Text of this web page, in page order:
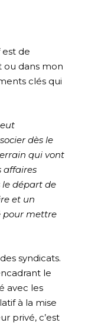
est de
ou dans mon
clés qui
dès le
qui vont
affaires
le départ de
et un
pour mettre
syndicats.
le
avec les
à la mise
privé, c’est